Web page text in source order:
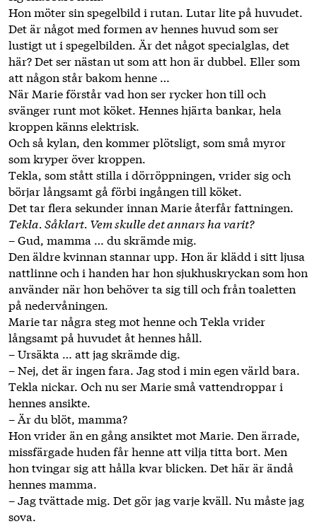
Hon möter sin spegelbild i rutan. Lutar lite på huvudet.
Det är ­något med formen av hennes huvud som ser
lustigt ut i spegelbilden. Är det något specialglas, det
här? Det ser nästan ut som att hon är dubbel. Eller som
att någon står bakom henne …
När Marie förstår vad hon ser rycker hon till och
svänger runt mot köket. Hennes hjärta bankar, hela
kroppen känns elektrisk.
Och så kylan, den kommer plötsligt, som små myror
som kryper över kroppen.
Tekla, som stått stilla i dörröppningen, vrider sig och
börjar långsamt gå förbi ingången till köket.
Det tar flera sekunder innan Marie återfår fattningen.
Tekla. ­Såklart. Vem skulle det annars ha varit?
– Gud, mamma … du skrämde mig.
Den äldre kvinnan stannar upp. Hon är klädd i sitt ljusa
nattlinne och i handen har hon sjukhuskryckan som hon
använder när hon ­behöver ta sig till och från toaletten
på nedervåningen.
Marie tar några steg mot henne och Tekla vrider
långsamt på ­huvudet åt hennes håll.
– Ursäkta … att jag skrämde dig.
– Nej, det är ingen fara. Jag stod i min egen värld bara.
Tekla nickar. Och nu ser Marie små vattendroppar i
hennes ansikte.
– Är du blöt, mamma?
Hon vrider än en gång ansiktet mot Marie. Den ärrade,
miss­färgade huden får henne att vilja titta bort. Men
hon tvingar sig att hålla kvar blicken. Det här är ändå
hennes mamma.
– Jag tvättade mig. Det gör jag varje kväll. Nu måste jag
sova.